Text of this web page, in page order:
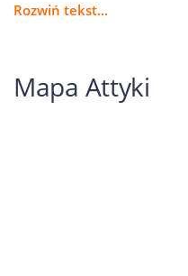
Rozwiń tekst...
Mapa Attyki